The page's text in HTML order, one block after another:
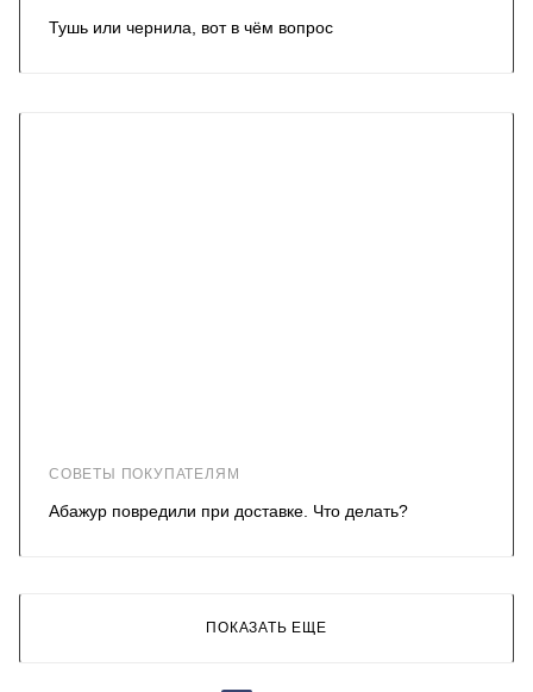
Тушь или чернила, вот в чём вопрос
СОВЕТЫ ПОКУПАТЕЛЯМ
Абажур повредили при доставке. Что делать?
ПОКАЗАТЬ ЕЩЕ